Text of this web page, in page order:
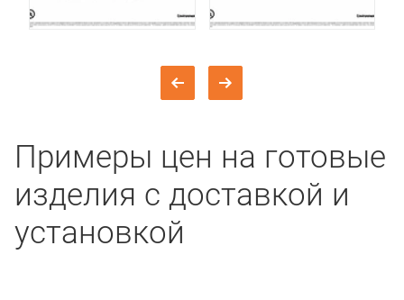
Примеры цен на готовые
изделия с доставкой и
установкой